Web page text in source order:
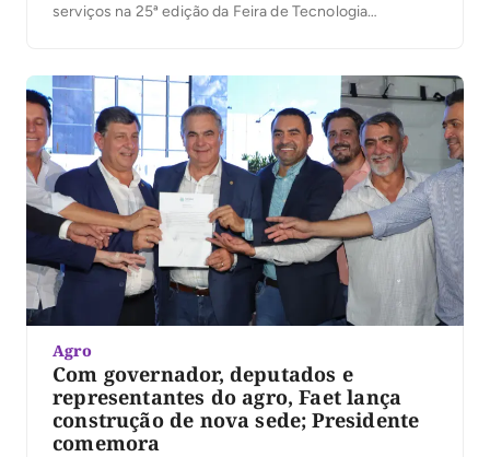
serviços na 25ª edição da Feira de Tecnologia
adesão foi prorrogado até o dia 11 de abril, […]
Agro
Com governador, deputados e
representantes do agro, Faet lança
construção de nova sede; Presidente
comemora